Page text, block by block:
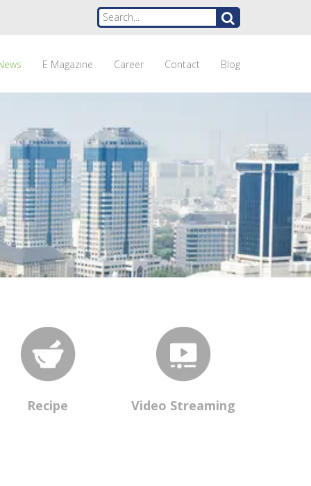
E Magazine Career Contact Blog
Recipe Video Streaming